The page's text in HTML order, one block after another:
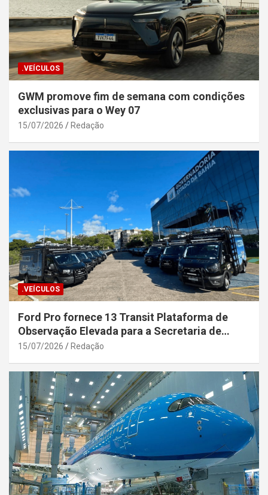
.VEÍCULOS
GWM promove fim de semana com condições
exclusivas para o Wey 07
15/07/2026 Redação
.VEÍCULOS
Ford Pro fornece 13 Transit Plataforma de
Observação Elevada para a Secretaria de
Segurança Pública da Bahia
15/07/2026 Redação